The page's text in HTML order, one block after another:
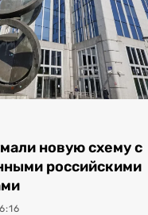
новую схему с
российскими